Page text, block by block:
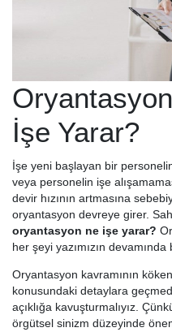
İşe Yarar?
İşe yeni başlayan bir
veya personelin işe
devir hızının artmasına
oryantasyon devreye girer.
oryantasyon ne işe yarar?
her şeyi yazımızın devamında
Oryantasyon kavramının
konusundaki detaylara
açıklığa kavuşturmalıyız.
örgütsel sinizm düzeyinde